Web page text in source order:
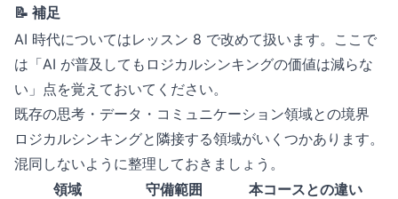
📝 補足
AI 時代についてはレッスン 8 で改めて扱います。ここで
は「AI が普及してもロジカルシンキングの価値は減らな
い」点を覚えておいてください。
既存の思考・データ・コミュニケーション領域との境界
ロジカルシンキングと隣接する領域がいくつかあります。
混同しないように整理しておきましょう。
領域
守備範囲 本コースとの違い